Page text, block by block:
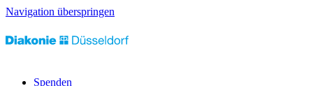
Navigation überspringen
Spenden